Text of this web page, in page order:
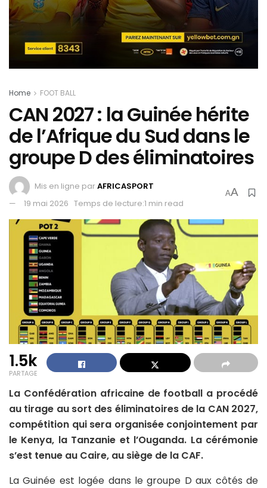
Home FOOT BALL
CAN 2027 : la Guinée hérite
de l’Afrique du Sud dans le
groupe D des éliminatoires
Mis en ligne parAFRICASPORT
19 mai 2026 Temps de lecture:1 min read
AA
1.5k
PARTAGE
La Confédération africaine de football a procédé
au tirage au sort des éliminatoires de la CAN 2027,
compétition qui sera organisée conjointement par
le Kenya, la Tanzanie et l’Ouganda. La cérémonie
s’est tenue au Caire, au siège de la CAF.
La Guinée est logée dans le groupe D aux côtés de